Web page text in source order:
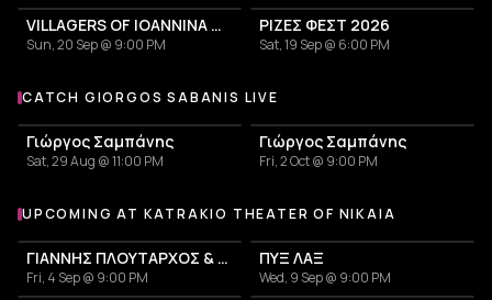
VILLAGERS OF IOANNINA CITY - VENCEREMOS 2026
Sun, 20 Sep @ 9:00 PM
ΡΙΖΕΣ ΦΕΣΤ 2026
Sat, 19 Sep @ 6:00 PM
More events with Giorgos Sabanis
CATCH GIORGOS SABANIS LIVE
Γιώργος Σαμπάνης
Sat, 29 Aug @ 11:00 PM
Γιώργος Σαμπάνης
Fri, 2 Oct @ 9:00 PM
More events at Katrakio Theater of Nikaia
UPCOMING AT KATRAKIO THEATER OF NIKAIA
ΓΙΑΝΝΗΣ ΠΛΟΥΤΑΡΧΟΣ & ΚΑΤΕΡΙΝΑ
Fri, 4 Sep @ 9:00 PM
ΠΥΞ ΛΑΞ
Wed, 9 Sep @ 9:00 PM